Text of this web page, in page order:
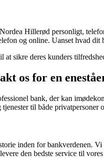
Hillerød personligt,
og online. Uanset hvad
sikre deres kunders
os for en
bank, der kan
til både privatpersoner
inden for bankverdenen.
den bedste service til